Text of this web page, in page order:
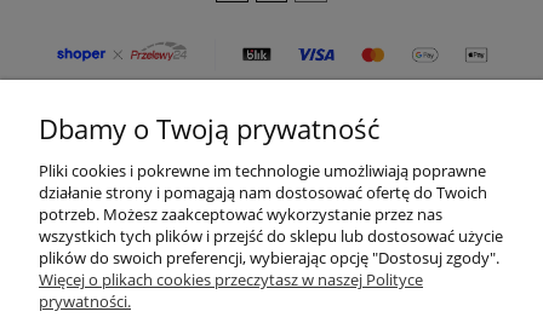
Moje konto
Płatności i dostawa
Informacje
Dbamy o Twoją prywatność
Pliki cookies i pokrewne im technologie umożliwiają poprawne
działanie strony i pomagają nam dostosować ofertę do Twoich
potrzeb. Możesz zaakceptować wykorzystanie przez nas
wszystkich tych plików i przejść do sklepu lub dostosować użycie
plików do swoich preferencji, wybierając opcję "Dostosuj zgody".
Więcej o plikach cookies przeczytasz w naszej Polityce
prywatności.